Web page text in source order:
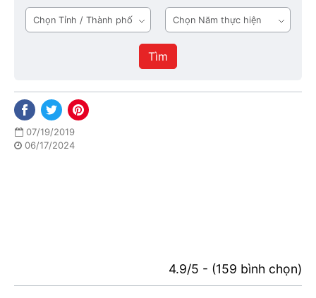
tầng
1
Tỉnh
/
Năm
thực
hiện
Tìm
07/19/2019
06/17/2024
4.9/5 - (159 bình chọn)